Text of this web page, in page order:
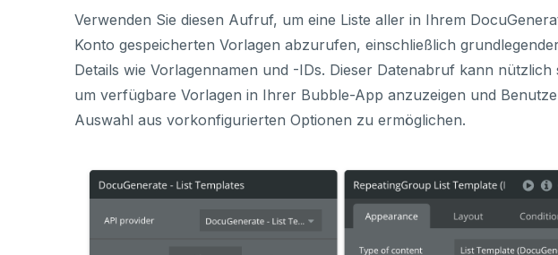
Verwenden Sie diesen Aufruf, um eine Liste aller in Ihrem
Konto gespeicherten Vorlagen abzurufen, einschließlich
Details wie Vorlagennamen und -IDs. Dieser Datenabruf kann nützlich
um verfügbare Vorlagen in Ihrer Bubble-App anzuzeigen und
Auswahl aus vorkonfigurierten Optionen zu ermöglichen.